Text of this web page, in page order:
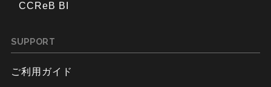
CCReB BI
SUPPORT
ご利用ガイド